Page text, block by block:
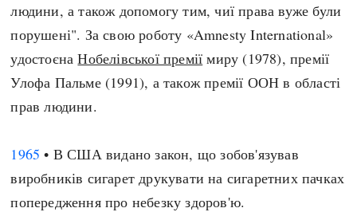
людини, а також допомогу тим, чиї права вуже були
порушені". За свою роботу «Amnesty International»
удостоєнаНобелівської премії миру (1978), премії
Улофа Пальме (1991), а також премії ООН в області
прав людини.
1965 • В США видано закон, що зобов'язував
виробників сигарет друкувати на сигаретних пачках
попередження про небезку здоров'ю.